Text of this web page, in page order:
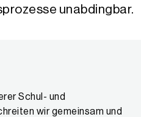
unabdingbar.
Schul- und
wir gemeinsam und